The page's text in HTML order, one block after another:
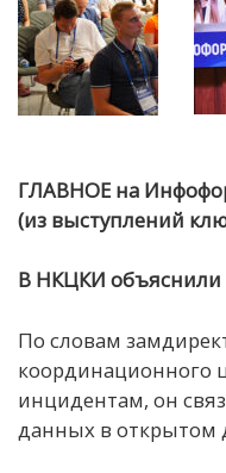
ГЛАВНОЕ на
(из выступлений
В НКЦКИ объяснили
По словам
координационного
инцидентам, он
данных в открытом